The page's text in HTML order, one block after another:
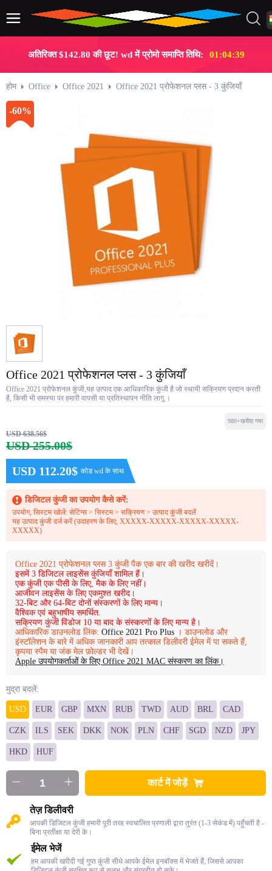
अतिरिक्त $142.80 की छूट! wd में प्रोमो समाप्ति तिथि: 01:04:39
होम Office Office 2021 Office 2021 प्रोफेशनल प्लस - 3 कुंजियाँ
-60%
Office 2021 प्रोफेशनल प्लस - 3 कुंजियाँ
Office 2021 प्रोफेशनल कुंजी,यह उत्पाद एक आधिकारिक कुंजी है जो स्थायी सक्रियण प्रदान करती
है, किसी भी समस्या पर हमारी वापसी या प्रतिस्थापन नीति लागू ।
USD 638.56$
USD 255.00$
USD 112.20$ कोड wd के साथ
980+खरीदा गया
डिजिटल कुंजी का उपयोग कैसे करें:
उपयोग, सिस्टम खोलें: सेटिंग्स > सिस्टम > सक्रियण > उत्पाद कुंजी बदलें
यह उत्पाद कुंजी दर्ज करें (उदाहरण के लिए, XXXXX-XXXXX-XXXXX-XXXXX-
XXXXX)
Office 2021 प्रोफेशनल प्लस 3 कुंजी पैक एक बार की खरीद खरीदें।
इसमें 3 डिजिटल लाइसेंस कुंजियाँ शामिल हैं।
एक कुंजी एक पीसी के लिए, मैक के लिए नहीं।
आजीवन लाइसेंस के लिए एकमुश्त खरीद।
32-बिट और 64-बिट दोनों संस्करणों के लिए मान्य।
वैश्विक एवं बहुभाषीय समर्थित.
सक्रियण कुंजी विंडोज 10 या बाद के संस्करणों के लिए मान्य है।
आधिकारिक डाउनलोड लिंक: Office 2021 Pro Plus । डाउनलोड और
इंस्टॉलेशन के बारे में अधिक जानकारी आप तत्काल डिलीवरी ईमेल में पा सकते हैं,
कृपया स्पैम या जंक मेल फ़ोल्डर भी देखें।
Apple उपयोगकर्ताओं के लिए Office 2021 MAC संस्करण का लिंक।
मुद्रा बदलें:
USD EUR GBP MXN RUB TWD AUD BRL CAD
CZK ILS SEK DKK NOK PLN CHF SGD NZD JPY
HKD HUF
कार्ट में जोड़ें
तेज़ डिलीवरी
आपकी डिजिटल कुंजी हमारी पूरी तरह स्वचालित प्रणाली द्वारा तुरंत (1-3 सेकंड में) पहुँचती है -
बिना प्रतीक्षा या देरी के।
ईमेल भेजें
हम आपकी खरीदी गई गुप्त कुंजी सीधे आपके ईमेल इनबॉक्स में भेजते हैं, जिससे आपका